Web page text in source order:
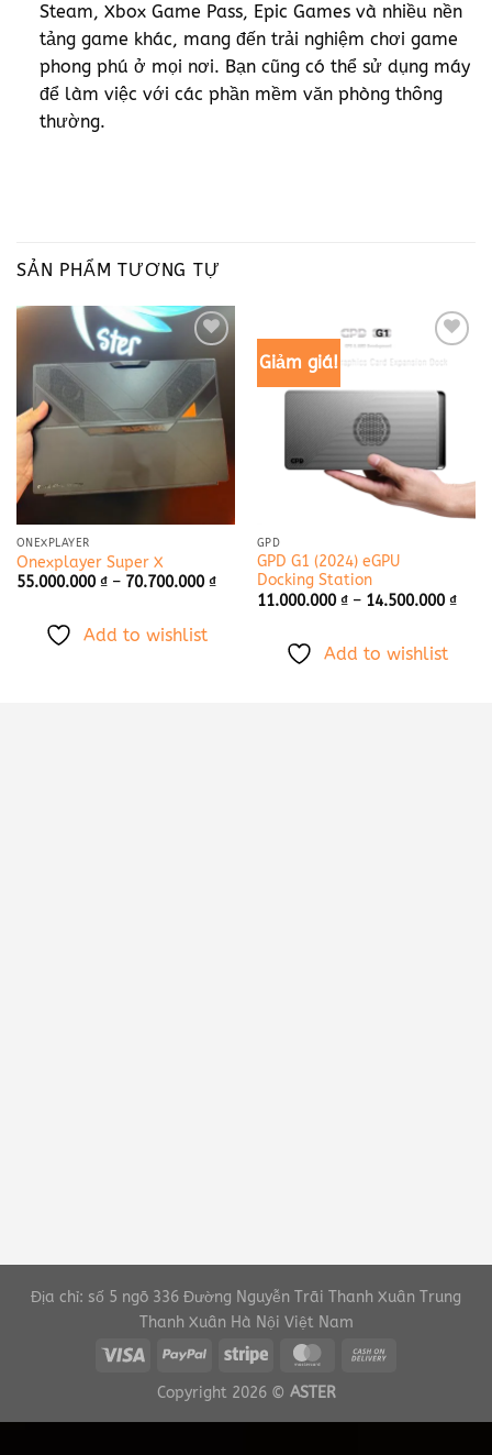
Steam, Xbox Game Pass, Epic Games và nhiều nền
tảng game khác, mang đến trải nghiệm chơi game
phong phú ở mọi nơi. Bạn cũng có thể sử dụng máy
để làm việc với các phần mềm văn phòng thông
thường.
SẢN PHẨM TƯƠNG TỰ
Add to
wishlist
ONEXPLAYER
Onexplayer Super X
55.000.000₫ – 70.700.000₫Khoảng
70.700.000 ₫
Add to wishlist
Giảm giá!
Add to
GPD
GPD G1 (2024) eGPU
Docking Station
11.000.000₫ – 14.500.000₫
Add to wishlist
Địa chỉ: số 5 ngõ 336 Đường Nguyễn Trãi Thanh Xuân Trung
Thanh Xuân Hà Nội Việt Nam
Copyright 2026 © ASTER